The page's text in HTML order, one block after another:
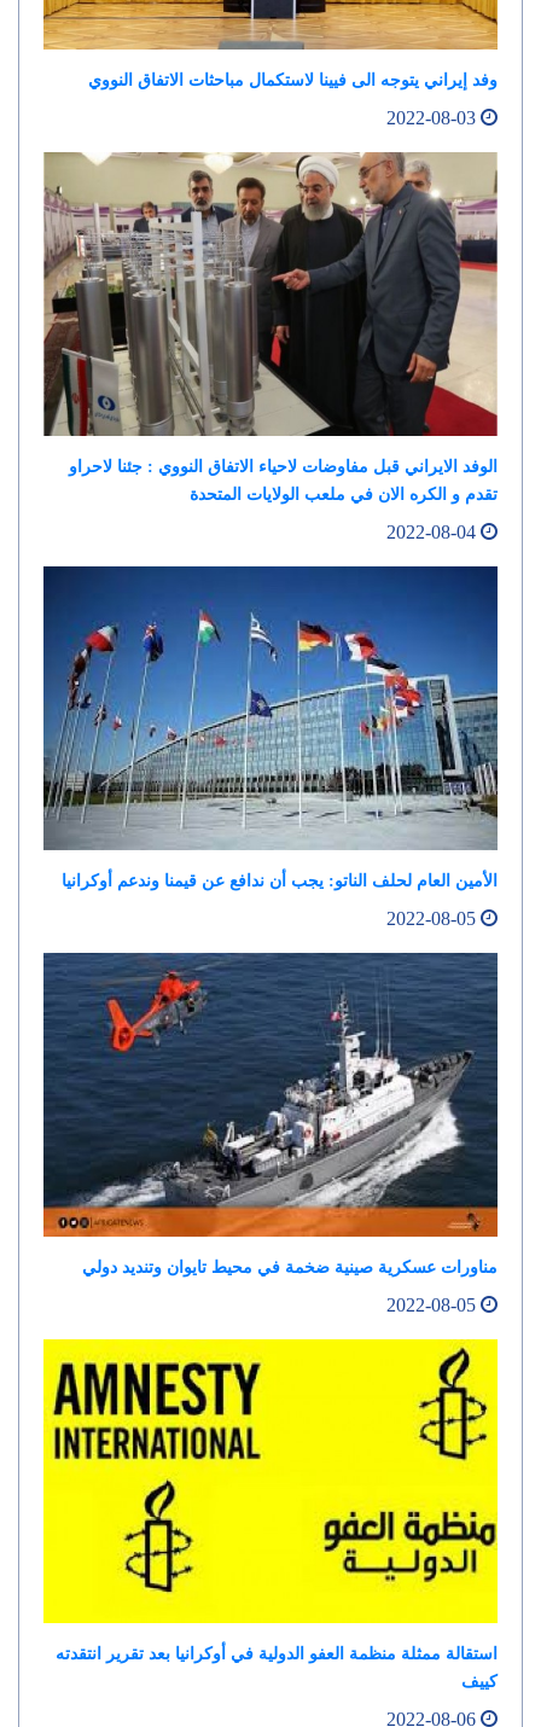
وفد إيراني يتوجه الى فيينا لاستكمال مباحثات الاتفاق النووي
الوفد الايراني قبل مفاوضات لاحياء الاتفاق النووي : جئنا لاحراو
تقدم و الكره الان في ملعب الولايات المتحدة
الأمين العام لحلف الناتو: يجب أن ندافع عن قيمنا وندعم أوكرانيا
مناورات عسكرية صينية ضخمة في محيط تايوان وتنديد دولي
استقالة ممثلة منظمة العفو الدولية في أوكرانيا بعد تقرير انتقدته
كييف